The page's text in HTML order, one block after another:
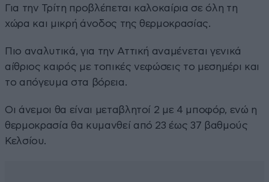
Για την Τρίτη προβλέπεται καλοκαίρια σε όλη τη
χώρα και μικρή άνοδος της θερμοκρασίας.
Πιο αναλυτικά, για την Αττική αναμένεται γενικά
αίθριος καιρός με τοπικές νεφώσεις το μεσημέρι και
το απόγευμα στα βόρεια.
Οι άνεμοι θα είναι μεταβλητοί 2 με 4 μποφόρ, ενώ η
θερμοκρασία θα κυμανθεί από 23 έως 37 βαθμούς
Κελσίου.